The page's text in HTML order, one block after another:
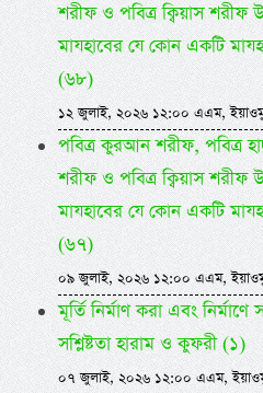
শরীফ ও পবিত্র ক্বিয়াস শরীফ
মাযহাবের যে কোন একটি
(৬৮)
১২ জুলাই, ২০২৬ ১২:০০ এএম,
পবিত্র কুরআন শরীফ, পবিত্র
শরীফ ও পবিত্র ক্বিয়াস শরীফ
মাযহাবের যে কোন একটি
(৬৭)
০৯ জুলাই, ২০২৬ ১২:০০ এএম,
মূর্তি নির্মাণ করা এবং
সশ্লিষ্টতা হারাম ও কুফরী (১)
০৭ জুলাই, ২০২৬ ১২:০০ এএম,